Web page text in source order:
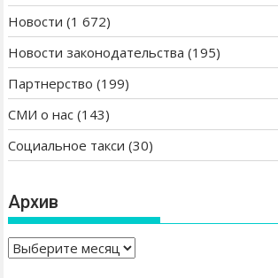
Новости (1 672)
Новости законодательства (195)
Партнерство (199)
СМИ о нас (143)
Социальное такси (30)
Архив
А